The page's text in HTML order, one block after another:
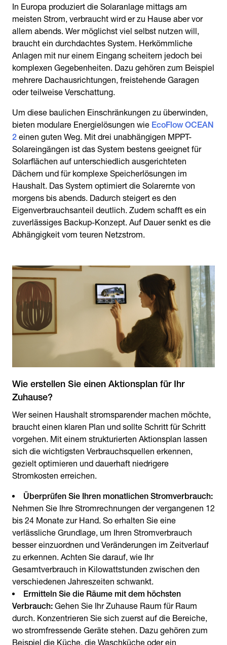
In Europa produziert die Solaranlage mittags am
meisten Strom, verbraucht wird er zu Hause aber vor
allem abends. Wer möglichst viel selbst nutzen will,
braucht ein durchdachtes System. Herkömmliche
Anlagen mit nur einem Eingang scheitern jedoch bei
komplexen Gegebenheiten. Dazu gehören zum Beispiel
mehrere Dachausrichtungen, freistehende Garagen
oder teilweise Verschattung.
Um diese baulichen Einschränkungen zu überwinden,
bieten modulare Energielösungen wie EcoFlow OCEAN
2 einen guten Weg. Mit drei unabhängigen MPPT-
Solareingängen ist das System bestens geeignet für
Solarflächen auf unterschiedlich ausgerichteten
Dächern und für komplexe Speicherlösungen im
Haushalt. Das System optimiert die Solarernte von
morgens bis abends. Dadurch steigert es den
Eigenverbrauchsanteil deutlich. Zudem schafft es ein
zuverlässiges Backup-Konzept. Auf Dauer senkt es die
Abhängigkeit vom teuren Netzstrom.
Wie erstellen Sie einen Aktionsplan für Ihr
Wer seinen Haushalt stromsparender machen möchte,
braucht einen klaren Plan und sollte Schritt für Schritt
vorgehen. Mit einem strukturierten Aktionsplan lassen
sich die wichtigsten Verbrauchsquellen erkennen,
gezielt optimieren und dauerhaft niedrigere
Stromkosten erreichen.
Überprüfen Sie Ihren monatlichen Stromverbrauch:
Nehmen Sie Ihre Stromrechnungen der vergangenen 12
bis 24 Monate zur Hand. So erhalten Sie eine
verlässliche Grundlage, um Ihren Stromverbrauch
besser einzuordnen und Veränderungen im Zeitverlauf
zu erkennen. Achten Sie darauf, wie Ihr
Gesamtverbrauch in Kilowattstunden zwischen den
verschiedenen Jahreszeiten schwankt.
Ermitteln Sie die Räume mit dem höchsten
Verbrauch: Gehen Sie Ihr Zuhause Raum für Raum
durch. Konzentrieren Sie sich zuerst auf die Bereiche,
wo stromfressende Geräte stehen. Dazu gehören zum
Beispiel die Küche, die Waschküche oder ein